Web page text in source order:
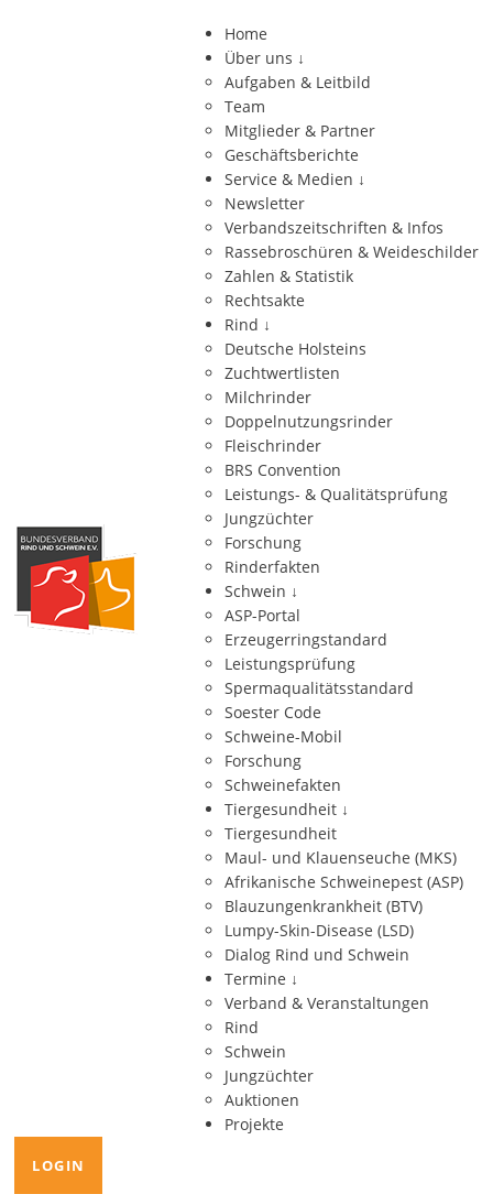
Home
Über uns ↓
Aufgaben & Leitbild
Team
Mitglieder & Partner
Geschäftsberichte
Service & Medien ↓
Newsletter
Verbandszeitschriften & Infos
Rassebroschüren & Weideschilder
Zahlen & Statistik
Rechtsakte
Rind ↓
Deutsche Holsteins
Zuchtwertlisten
Milchrinder
Doppelnutzungsrinder
Fleischrinder
BRS Convention
Leistungs- & Qualitätsprüfung
Jungzüchter
Forschung
Rinderfakten
Schwein ↓
ASP-Portal
Erzeugerringstandard
Leistungsprüfung
Spermaqualitätsstandard
Soester Code
Schweine-Mobil
Forschung
Schweinefakten
Tiergesundheit ↓
Tiergesundheit
Maul- und Klauenseuche (MKS)
Afrikanische Schweinepest (ASP)
Blauzungenkrankheit (BTV)
Lumpy-Skin-Disease (LSD)
Dialog Rind und Schwein
Termine ↓
Verband & Veranstaltungen
Rind
Schwein
Jungzüchter
Auktionen
Projekte
LOGIN